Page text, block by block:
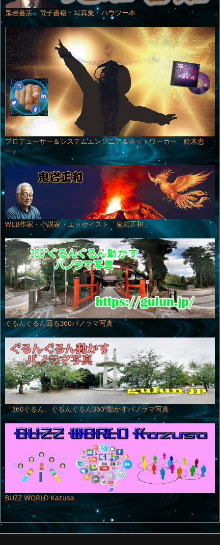
鬼岩書店：電子書籍・写真集・ハウツー本
プロデューサー＆システムエンジニア＆ネットワーカー「鈴木恵
一」
WEB作家・小説家・エッセイスト「鬼岩正和」
ぐるんぐるん回る360パノラマ写真
「360ぐるん」ぐるんぐるん360°動かすパノラマ写真
BUZZ WORLD Kazusa